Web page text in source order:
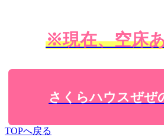
※現在、空床
さくらハウスぜぜ
TOPへ戻る